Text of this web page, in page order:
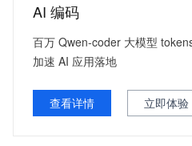
AI 编码
百万 Qwen-coder 大模型
加速 AI 应用落地
查看详情 立即体验